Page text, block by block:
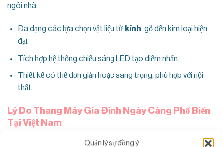
Quản lý sự đồng ý
ngôi nhà.
Đa dạng các lựa chọn vật liệu từ kính, gỗ đến kim loại hiện
đại.
Tích hợp hệ thống chiếu sáng LED tạo điểm nhấn.
Thiết kế có thể đơn giản hoặc sang trọng, phù hợp với nội
thất.
Lý Do Thang Máy Gia Đình Ngày Càng Phổ Biến
Tại Việt Nam
Xu hướng lắp đặt thang máy gia đình tạiViệt Nam
đang ngày